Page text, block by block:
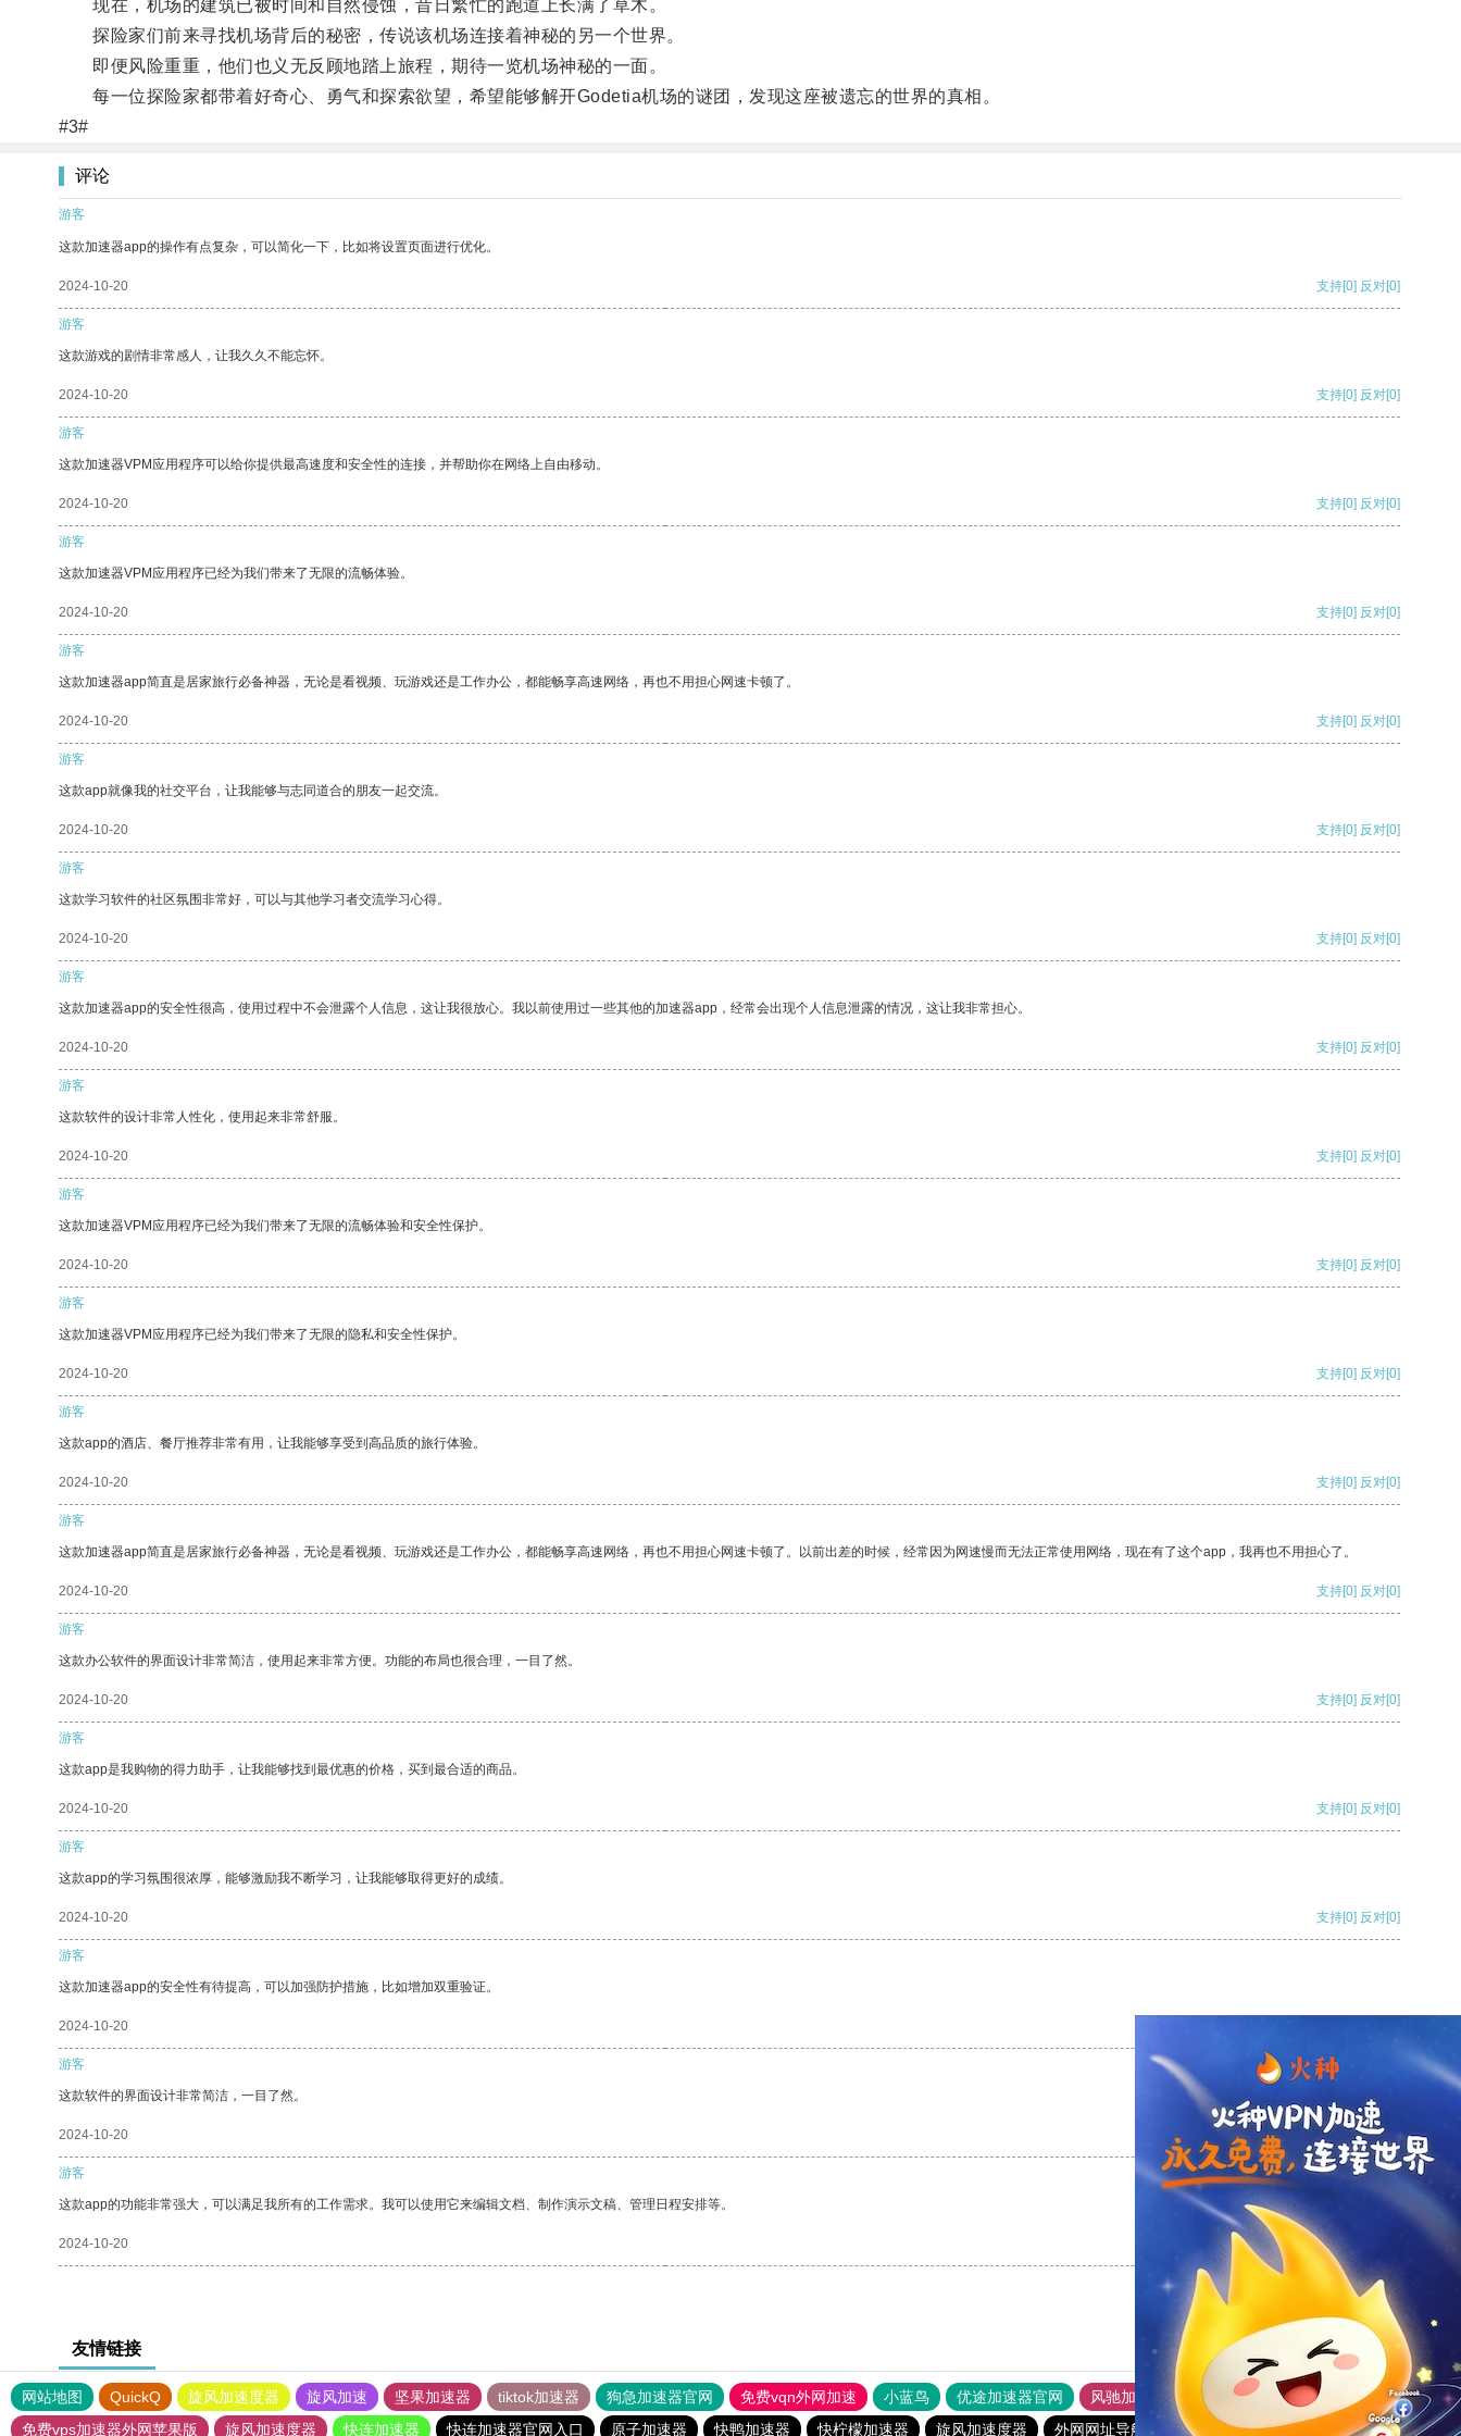
现在，机场的建筑已被时间和自然侵蚀，昔日繁忙的跑道上长满了草木。
探险家们前来寻找机场背后的秘密，传说该机场连接着神秘的另一个世界。
即便风险重重，他们也义无反顾地踏上旅程，期待一览机场神秘的一面。
每一位探险家都带着好奇心、勇气和探索欲望，希望能够解开Godetia机场的谜团，发现这座被遗忘的世界的真相。
#3#
评论
游客
这款加速器app的操作有点复杂，可以简化一下，比如将设置页面进行优化。
2024-10-20 支持[0] 反对[0]
游客
这款游戏的剧情非常感人，让我久久不能忘怀。
2024-10-20 支持[0] 反对[0]
游客
这款加速器VPM应用程序可以给你提供最高速度和安全性的连接，并帮助你在网络上自由移动。
2024-10-20 支持[0] 反对[0]
游客
这款加速器VPM应用程序已经为我们带来了无限的流畅体验。
2024-10-20 支持[0] 反对[0]
游客
这款加速器app简直是居家旅行必备神器，无论是看视频、玩游戏还是工作办公，都能畅享高速网络，再也不用担心网速卡顿了。
2024-10-20 支持[0] 反对[0]
游客
这款app就像我的社交平台，让我能够与志同道合的朋友一起交流。
2024-10-20 支持[0] 反对[0]
游客
这款学习软件的社区氛围非常好，可以与其他学习者交流学习心得。
2024-10-20 支持[0] 反对[0]
游客
这款加速器app的安全性很高，使用过程中不会泄露个人信息，这让我很放心。我以前使用过一些其他的加速器app，经常会出现个人信息泄露的情况，这让我非常担心。
2024-10-20 支持[0] 反对[0]
游客
这款软件的设计非常人性化，使用起来非常舒服。
2024-10-20 支持[0] 反对[0]
游客
这款加速器VPM应用程序已经为我们带来了无限的流畅体验和安全性保护。
2024-10-20 支持[0] 反对[0]
游客
这款加速器VPM应用程序已经为我们带来了无限的隐私和安全性保护。
2024-10-20 支持[0] 反对[0]
游客
这款app的酒店、餐厅推荐非常有用，让我能够享受到高品质的旅行体验。
2024-10-20 支持[0] 反对[0]
游客
这款加速器app简直是居家旅行必备神器，无论是看视频、玩游戏还是工作办公，都能畅享高速网络，再也不用担心网速卡顿了。以前出差的时候，经常因为网速慢而无法正常使用网络，现在有了这个app，我再也不用担心了。
2024-10-20 支持[0] 反对[0]
游客
这款办公软件的界面设计非常简洁，使用起来非常方便。功能的布局也很合理，一目了然。
2024-10-20 支持[0] 反对[0]
游客
这款app是我购物的得力助手，让我能够找到最优惠的价格，买到最合适的商品。
2024-10-20 支持[0] 反对[0]
游客
这款app的学习氛围很浓厚，能够激励我不断学习，让我能够取得更好的成绩。
2024-10-20 支持[0] 反对[0]
游客
这款加速器app的安全性有待提高，可以加强防护措施，比如增加双重验证。
2024-10-20
游客
这款软件的界面设计非常简洁，一目了然。
2024-10-20 支持 [0] 反对 [0]
游客
这款app的功能非常强大，可以满足我所有的工作需求。我可以使用它来编辑文档、制作演示文稿、管理日程安排等。
2024-10-20 支持
友情链接
网站地图 QuickQ 旋风加速度器 旋风加速 坚果加速器 tiktok加速器 狗急加速器官网 免费vqn外网加速 小蓝鸟 优途加速器官网 风驰加速器
旋风加速器
免费vps加速器外网苹果版
旋风加速度器 快连加速器 快连加速器官网入口 原子加速器 快鸭加速器 快柠檬加速器 旋风加速度器 外网网址导航 软件中心 雷霆加速 狂飙加速器